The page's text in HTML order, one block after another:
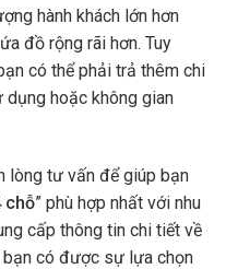
hành khách lớn hơn
đồ rộng rãi hơn. Tuy
có thể phải trả thêm chi
hoặc không gian
lòng tư vấn để giúp bạn
chỗ” phù hợp nhất với nhu
cấp thông tin chi tiết về
có được sự lựa chọn